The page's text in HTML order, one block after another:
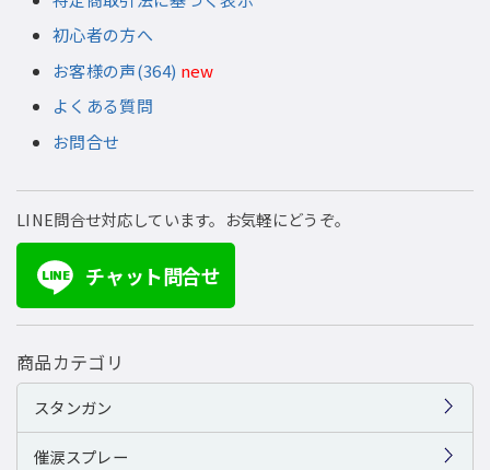
初心者の方へ
お客様の声(364) new
よくある質問
お問合せ
LINE問合せ対応しています。お気軽にどうぞ。
LINE チャット問合せ
商品カテゴリ
スタンガン
催涙スプレー